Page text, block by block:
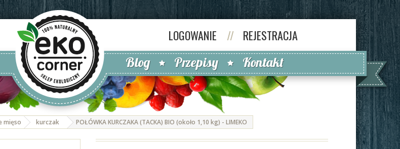
LOGOWANIE // REJESTRACJA
Blog Przepisy Kontakt
mięso kurczak POŁÓWKA KURCZAKA (TACKA) BIO (około 1,10 kg) - LIMEKO